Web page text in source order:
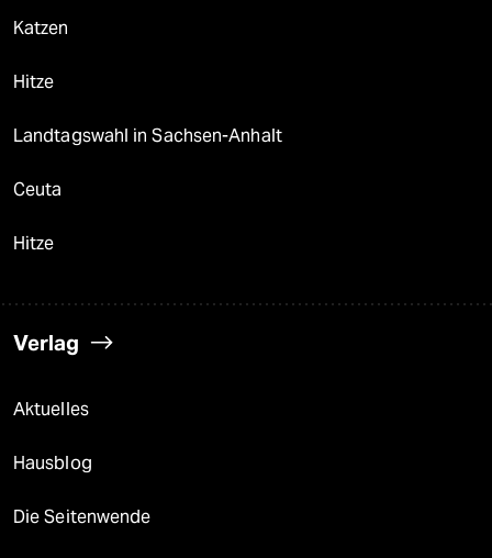
Katzen
Hitze
Landtagswahl in Sachsen-Anhalt
Ceuta
Hitze
Verlag
Aktuelles
Hausblog
Die Seitenwende